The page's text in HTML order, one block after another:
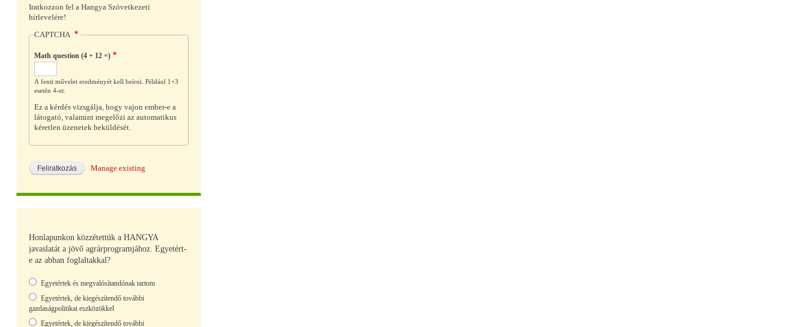
Iratkozzon fel a Hangya Szövetkezeti
hírlevelére!
CAPTCHA
Math question (4 + 12 =)
A fenti művelet eredményét kell beírni. Például 1+3
esetén 4-et.
Ez a kérdés vizsgálja, hogy vajon ember-e a
látogató, valamint megelőzi az automatikus
kéretlen üzenetek beküldését.
Manage existing
Honlapunkon közzétettük a HANGYA
javaslatát a jövő agrárprogramjához. Egyetért-
e az abban foglaltakkal?
Választások
Egyetértek és megvalósítandónak tartom
Egyetértek, de kiegészítendő további
gazdaságpolitikai eszközökkel
Egyetértek, de kiegészítendő további